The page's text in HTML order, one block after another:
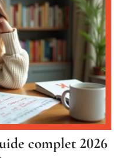
complet 2026